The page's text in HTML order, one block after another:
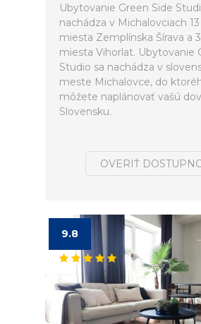
Ubytovanie Green Side
nachádza v Michalovciach
miesta Zemplínska Šírava a
miesta Vihorlat. Ubytovanie
Studio sa nachádza v
meste Michalovce, do
môžete naplánovať vašú
Slovensku.
OVERIŤ
9.8